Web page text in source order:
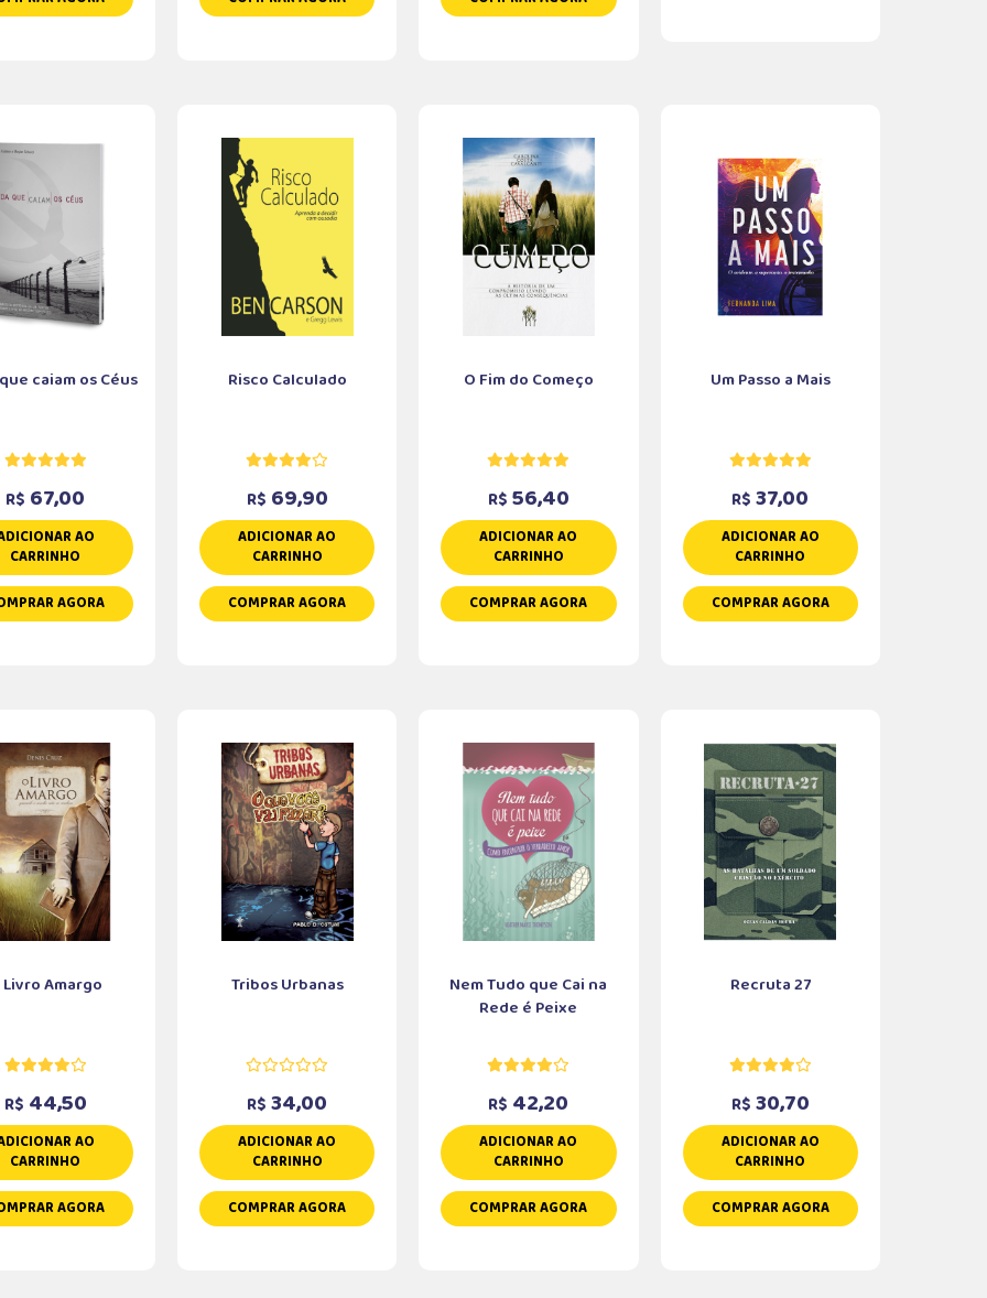
caiam os Céus
R$ 67,00
AO
CARRINHO
AGORA
Risco Calculado
R$ 69,90
ADICIONAR AO
CARRINHO
COMPRAR AGORA
O Fim do Começo
R$ 56,40
ADICIONAR AO
CARRINHO
COMPRAR AGORA
Um Passo a Mais
R$ 37,00
ADICIONAR AO
CARRINHO
COMPRAR AGORA
Livro Amargo
R$ 44,50
AO
CARRINHO
AGORA
Tribos Urbanas
R$ 34,00
ADICIONAR AO
CARRINHO
COMPRAR AGORA
Nem Tudo que Cai na
Rede é Peixe
R$ 42,20
ADICIONAR AO
CARRINHO
COMPRAR AGORA
Recruta 27
R$ 30,70
ADICIONAR AO
CARRINHO
COMPRAR AGORA